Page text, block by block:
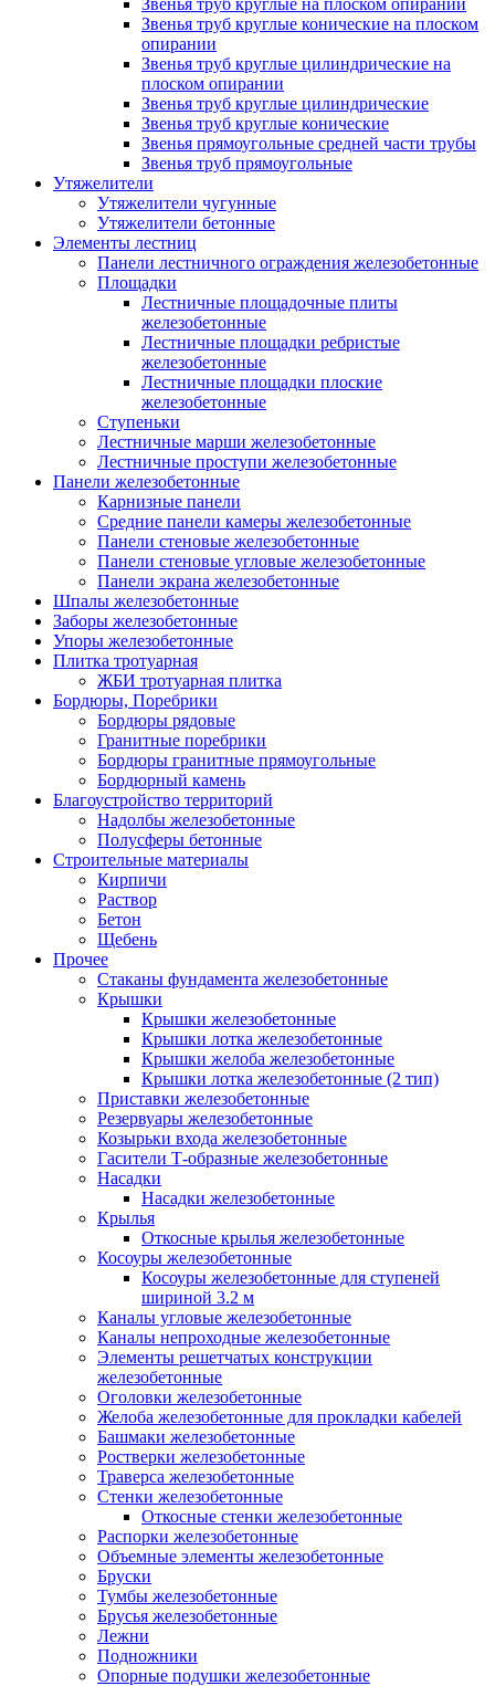
Звенья труб круглые конические на плоском
опирании
Звенья труб круглые цилиндрические на
плоском опирании
Звенья труб круглые цилиндрические
Звенья труб круглые конические
Звенья прямоугольные средней части трубы
Звенья труб прямоугольные
Утяжелители
Утяжелители чугунные
Утяжелители бетонные
Элементы лестниц
Панели лестничного ограждения железобетонные
Площадки
Лестничные площадочные плиты
железобетонные
Лестничные площадки ребристые
железобетонные
Лестничные площадки плоские
железобетонные
Ступеньки
Лестничные марши железобетонные
Лестничные проступи железобетонные
Панели железобетонные
Карнизные панели
Средние панели камеры железобетонные
Панели стеновые железобетонные
Панели стеновые угловые железобетонные
Панели экрана железобетонные
Шпалы железобетонные
Заборы железобетонные
Упоры железобетонные
Плитка тротуарная
ЖБИ тротуарная плитка
Бордюры, Поребрики
Бордюры рядовые
Гранитные поребрики
Бордюры гранитные прямоугольные
Бордюрный камень
Благоустройство территорий
Надолбы железобетонные
Полусферы бетонные
Строительные материалы
Кирпичи
Раствор
Бетон
Щебень
Прочее
Стаканы фундамента железобетонные
Крышки
Крышки железобетонные
Крышки лотка железобетонные
Крышки желоба железобетонные
Крышки лотка железобетонные (2 тип)
Приставки железобетонные
Резервуары железобетонные
Козырьки входа железобетонные
Гасители Т-образные железобетонные
Насадки
Насадки железобетонные
Крылья
Откосные крылья железобетонные
Косоуры железобетонные
Косоуры железобетонные для ступеней
шириной 3.2 м
Каналы угловые железобетонные
Каналы непроходные железобетонные
Элементы решетчатых конструкции
железобетонные
Оголовки железобетонные
Желоба железобетонные для прокладки кабелей
Башмаки железобетонные
Ростверки железобетонные
Траверса железобетонные
Стенки железобетонные
Откосные стенки железобетонные
Распорки железобетонные
Объемные элементы железобетонные
Бруски
Тумбы железобетонные
Брусья железобетонные
Лежни
Подножники
Опорные подушки железобетонные